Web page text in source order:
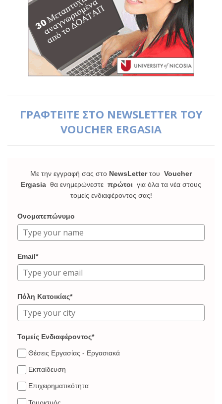
ΓΡΑΦΤΕΙΤΕ ΣΤΟ NEWSLETTER ΤΟΥ
VOUCHER ERGASIA
Με την εγγραφή σας στο NewsLetterτου Voucher
Ergasia θα ενημερώνεστε πρώτοι για όλα τα νέα στους
τομείς ενδιαφέροντος σας!
Ονοματεπώνυμο
Email*
Πόλη Κατοικίας*
Τομείς Ενδιαφέροντος*
Θέσεις Εργασίας - Εργασιακά
Εκπαίδευση
Επιχειρηματικότητα
Τουρισμός